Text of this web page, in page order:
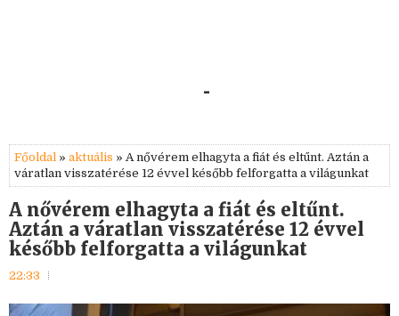
-
Főoldal » aktuális » A nővérem elhagyta a fiát és eltűnt. Aztán a
váratlan visszatérése 12 évvel később felforgatta a világunkat
A nővérem elhagyta a fiát és eltűnt.
Aztán a váratlan visszatérése 12 évvel
később felforgatta a világunkat
22:33